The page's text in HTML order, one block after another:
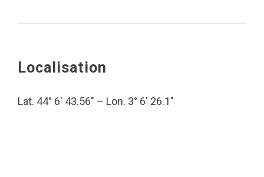
Localisation
Lat. 44° 6′ 43.56″ – Lon. 3° 6′ 26.1″